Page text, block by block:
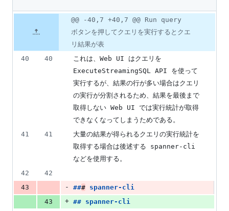
deletions
file line
number
Diff line
number
Diff
line
change
@@ -40,7 +40,7 @@ Run query
ボタンを押してクエリを実行するとクエ
リ結果が表
40
40
これは、Web UI はクエリを
ExecuteStreamingSQL API を使って
実行するが、結果の行が多い場合はクエリ
の実行が分割されるため、結果を最後まで
取得しない Web UI では実行統計が取得
できなくなってしまうためである。
41
41
大量の結果が得られるクエリの実行統計を
取得する場合は後述する spanner-cli
などを使用する。
42
42
43
- ### spanner-cli
43
+ ## spanner-cli